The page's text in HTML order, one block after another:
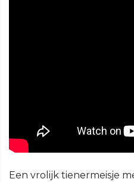
Een vrolijk tienermeisje